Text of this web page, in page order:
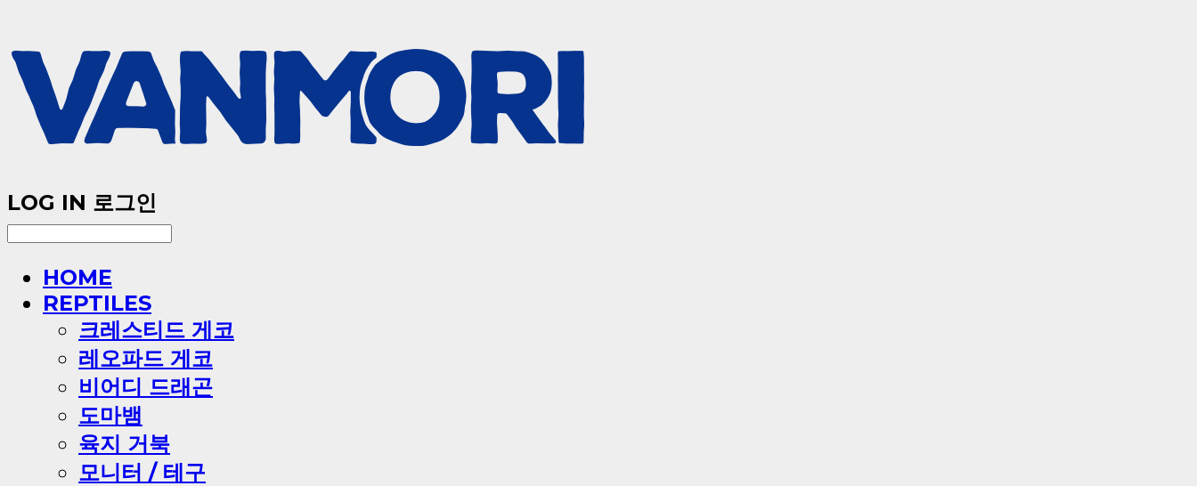
LOG IN 로그인
HOME
REPTILES
크레스티드 게코
레오파드 게코
비어디 드래곤
도마뱀
육지 거북
모니터 / 테구